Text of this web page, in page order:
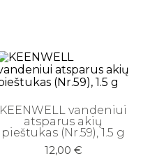
KEENWELL vandeniui
atsparus akių
pieštukas (Nr.59), 1.5 g
12,00 €